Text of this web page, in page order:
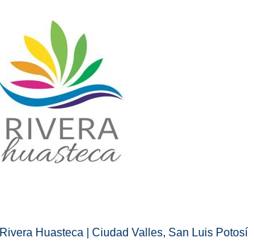
Rivera Huasteca | Ciudad Valles, San Luis Potosí